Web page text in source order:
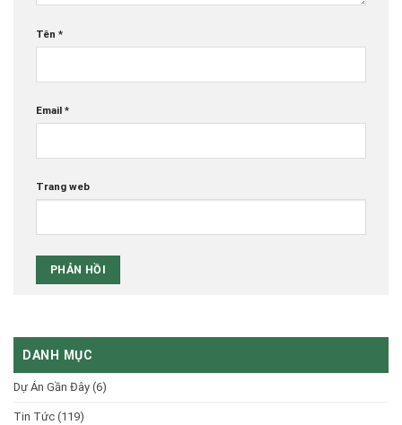
Tên *
Email *
Trang web
DANH MỤC
Dự Án Gần Đây (6)
Tin Tức (119)